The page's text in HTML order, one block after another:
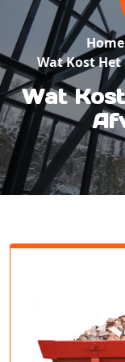
Home
Wat Kost
Wat